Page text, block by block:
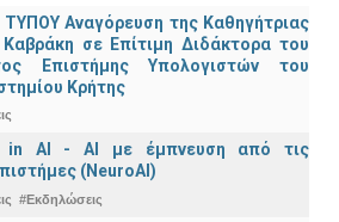
Αναγόρευση της Καθηγήτριας
σε Επίτιμη Διδάκτορα του
Επιστήμης Υπολογιστών του
Κρήτης
in AI - ΑΙ με έμπνευση από τις
(NeuroAI)
#Εκδηλώσεις